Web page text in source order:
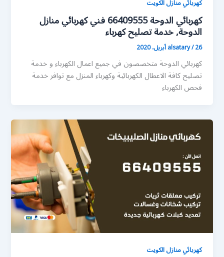
كهربائي منازل الكويت
كهربائي الدوحة 66409555 فني كهربائي منازل
الدوحة, خدمة تصليح كهرباء
alsatary/26 أبريل، 2020
كهربائي الدوحة متخصصون في جميع اعمال الكهرباء و خدمة
تصليح كافة الاعطال الكهربائية وكهرباء المنزل مع توافر خدمة
فحص الكهرباء
كهربائي منازل الكويت